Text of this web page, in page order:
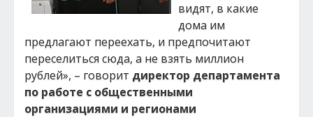
видят, в какие
дома им
предлагают переехать, и предпочитают
переселиться сюда, а не взять миллион
рублей», – говорит директор департамента
по работе с общественными
организациями и регионами